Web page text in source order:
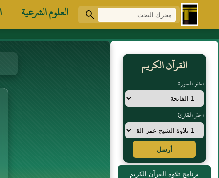
العلوم الشرعية
القرآن الكريم
اختر السورة
اختر القارئ
أرسل
برنامج تلاوة القرآن الكريم